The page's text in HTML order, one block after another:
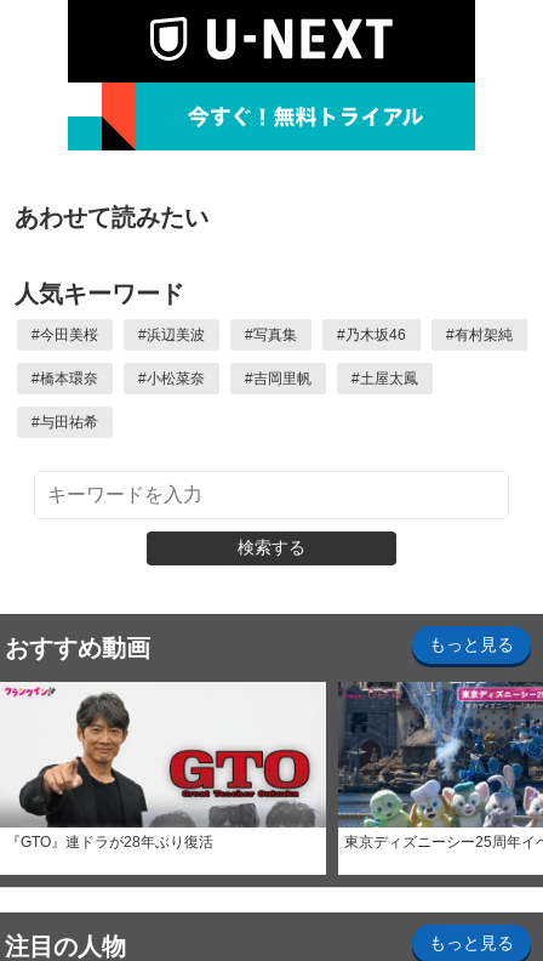
あわせて読みたい
人気キーワード
#今田美桜 #浜辺美波 #写真集 #乃木坂46 #有村架純
#橋本環奈 #小松菜奈 #吉岡里帆 #土屋太鳳
#与田祐希
検索する
おすすめ動画 もっと見る
『GTO』連ドラが28年ぶり復活 東京ディズニーシー25周年イ
注目の人物 もっと見る